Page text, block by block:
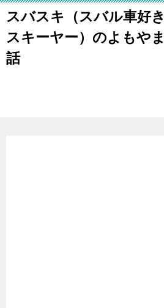
スバスキ（スバル車好き
スキーヤー）のよもやま
話